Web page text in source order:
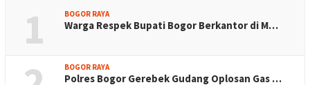
1 BOGOR RAYA
Warga Respek Bupati Bogor Berkantor di M…
BOGOR RAYA
Polres Bogor Gerebek Gudang Oplosan Gas …